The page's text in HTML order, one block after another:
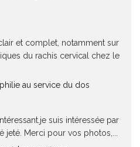
et complet, notamment sur
du rachis cervical chez le
au service du dos
suis intéressée par
jeté. Merci pour vos photos,...